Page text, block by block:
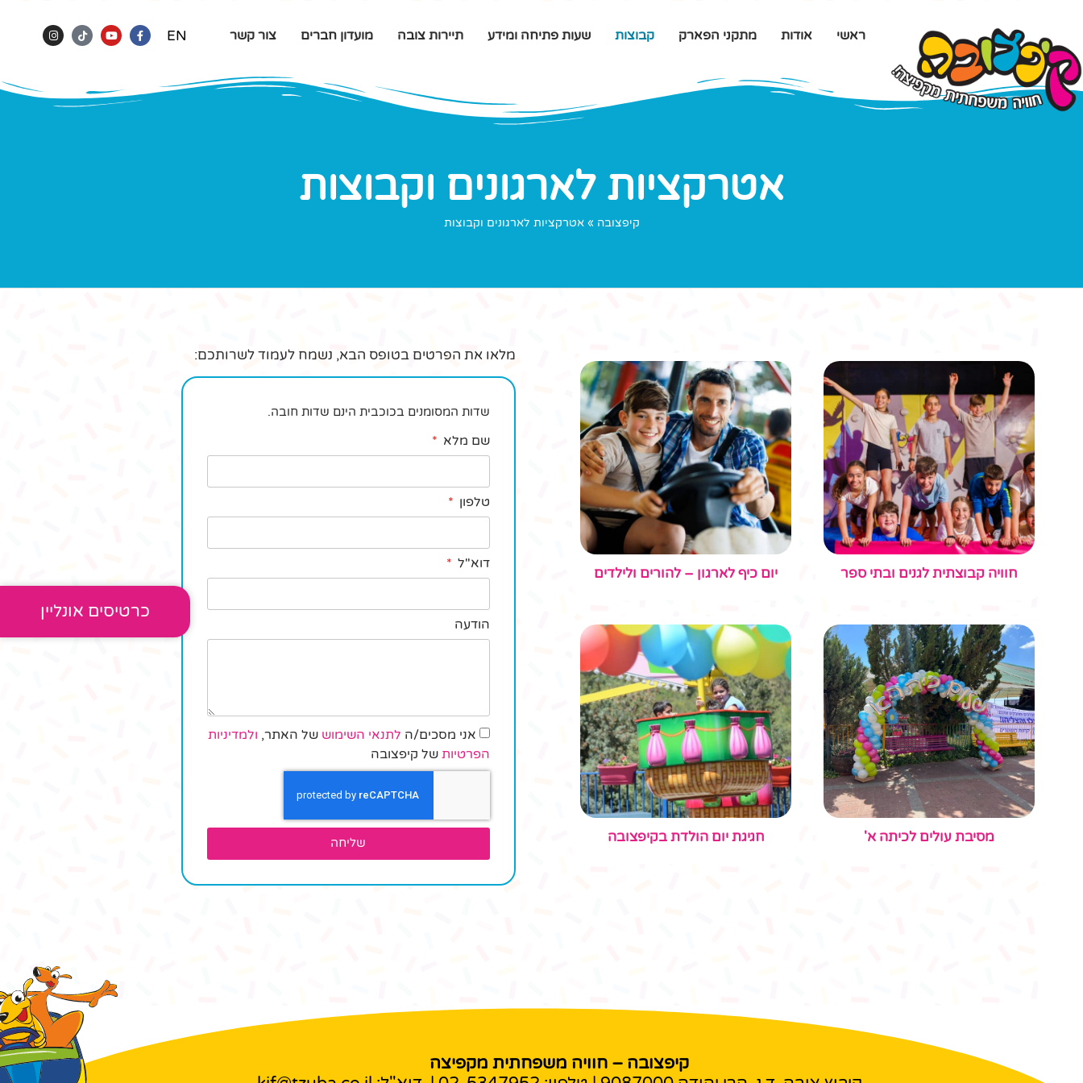
ראשי אודות מתקני הפארק קבוצות שעות פתיחה ומידע תיירות צובה מועדון חברים צור קשר EN
אטרקציות לארגונים וקבוצות
קיפצובה »אטרקציות לארגונים וקבוצות
חוויה קבוצתית לגנים ובתי ספר יום כיף לארגון – להורים ולילדים
מסיבת עולים לכיתה א' חגיגת יום הולדת בקיפצובה
מלאו את הפרטים בטופס הבא, נשמח לעמוד לשרותכם:
שדות המסומנים בכוכבית הינם שדות חובה.
שם מלא
טלפון
דוא"ל
הודעה
אני מסכים/ה לתנאי השימוש של האתר, ולמדיניות
הפרטיות של קיפצובה
שליחה
כרטיסים אונליין
קיפצובה – חוויה משפחתית מקפיצה